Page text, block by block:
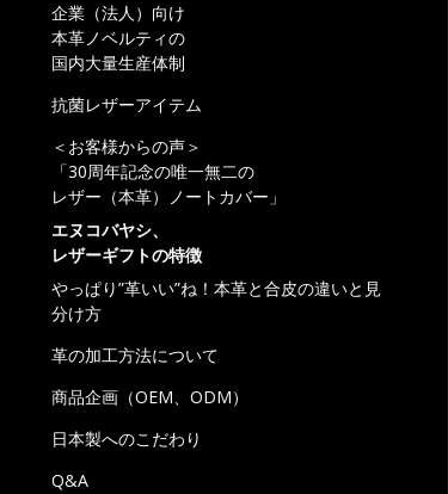
企業（法人）向け
本革ノベルティの
国内大量生産体制
抗菌レザーアイテム
＜お客様からの声＞
「30周年記念の唯一無二の
レザー（本革）ノートカバー」
エヌコバヤシ、
レザーギフトの特徴
やっぱり”革いい”ね！本革と合皮の違いと見
分け方
革の加工方法について
商品企画（OEM、ODM）
日本製へのこだわり
Q&A